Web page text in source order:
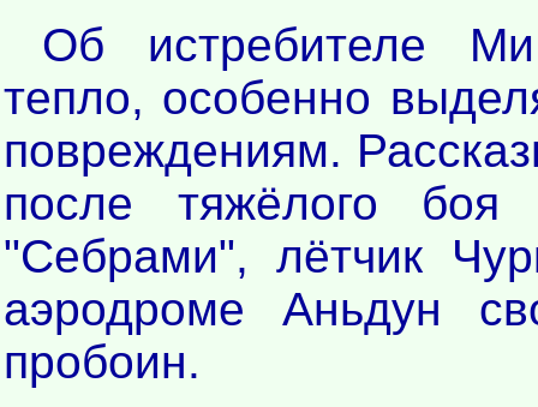
Об истребителе
тепло, особенно
повреждениям.
после тяжёлого
"Себрами", лётчик
аэродроме Аньдун
пробоин.